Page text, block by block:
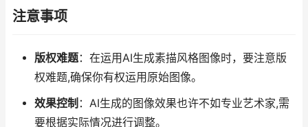
注意事项
版权难题：在运用AI生成素描风格图像时，要注意版
权难题,确保你有权运用原始图像。
效果控制 ：AI生成的图像效果也许不如专业艺术家,需
要根据实际情况进行调整。